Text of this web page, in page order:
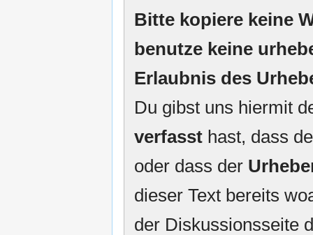
Bitte kopiere keine
benutze keine
Erlaubnis des
Du gibst uns hiermit
verfasst hast, dass
oder dass der
dieser Text bereits
der Diskussionsseite